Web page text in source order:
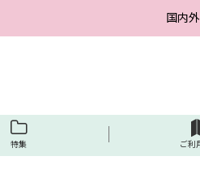
国内
特集 ご利